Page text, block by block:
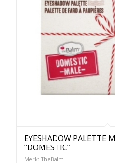
EYESHADOW PALETTE
“DOMESTIC”
Merk: TheBalm